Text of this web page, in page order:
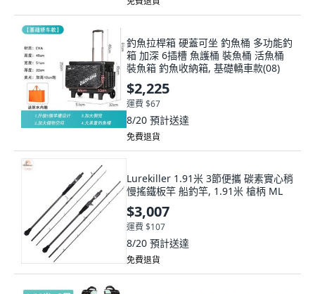
釣魚拉桿箱 硬蓋可坐 釣魚桶 多功能釣
箱 加深 6插槽 魚護桶 裝魚桶 活魚桶
裝魚箱 釣魚收納箱, 基礎轎車款(08)
$2,225
運費 $67
8/20 預計送達
免費退貨
Lurekiller 1.91米 3節便攜 碳素實心稍
慢搖鐵板竿 船釣竿, 1.91米 槍柄 ML
$3,007
運費 $107
8/20 預計送達
免費退貨